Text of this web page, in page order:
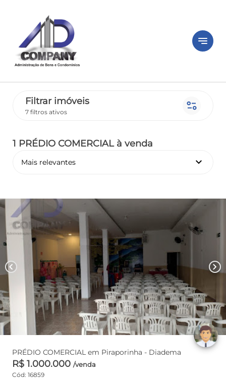
notes
Filtrar imóveis
7 filtros ativos page_info
1 PRÉDIO COMERCIAL à venda
Mais relevantes keyboard_arrow_down
chevron_left chevron_right
PRÉDIO COMERCIAL em Piraporinha - Diadema
R$ 1.000.000 /venda
Cód: 16859